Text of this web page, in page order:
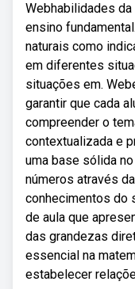
Webhabilidades
ensino
naturais como
em diferentes
situações em.
garantir que cada
compreender o
contextualizada e
uma base sólida
números através
conhecimentos do
de aula que
das grandezas
essencial na
estabelecer